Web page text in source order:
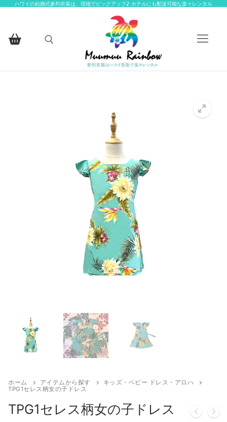
コ
ハワイの結婚式参列衣装は、現地でピックアップ♪ ホテルにも配送可能な楽々レンタル
楽々レンタル衣装一覧
楽々レンタル衣装一覧
ムームー・ハワイアンドレス
キッズ・ベビー ドレス・アロハ
ボーイズ
ベビー
靴・バッグ・アクセサリ
お揃いの柄から探す
お揃いの柄から探す
ハイビスカスB
プルメリア
トロピカル柄
レイ
お揃いの色から探す
お揃いの色から探す
ピンク（桃）
ブルー（青・水色）
パープル（紫）
グリーン（緑）
大きいサイズ（2XL〜）
ホーム アイテムから探す
キッズ・ベビー ドレス・アロハ
TPG1セレス柄女の子ドレス
TPG1セレス柄女の子ドレス